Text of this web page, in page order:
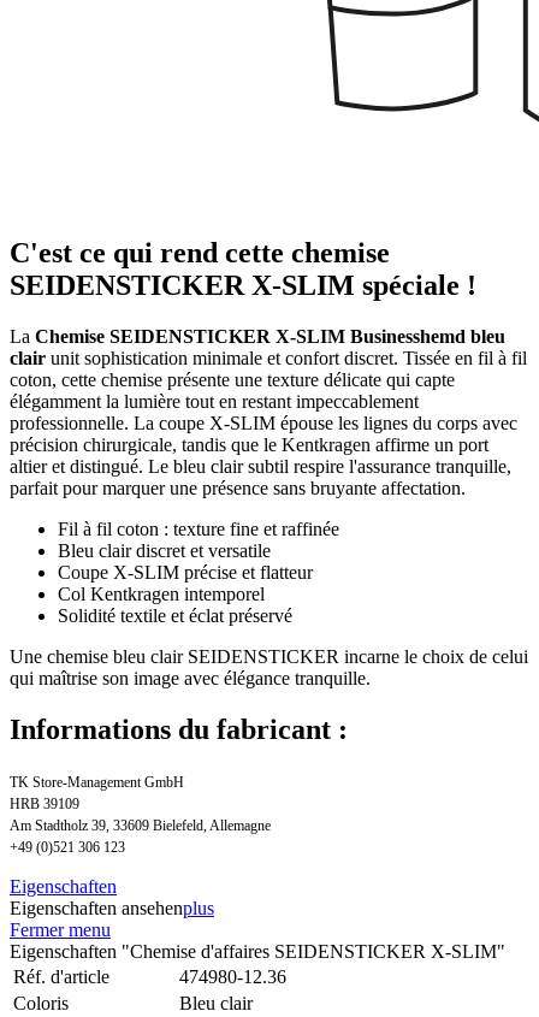
C'est ce qui rend cette chemise
SEIDENSTICKER X-SLIM spéciale !
La Chemise SEIDENSTICKER X-SLIM Businesshemd bleu
clair unit sophistication minimale et confort discret. Tissée en fil à fil
coton, cette chemise présente une texture délicate qui capte
élégamment la lumière tout en restant impeccablement
professionnelle. La coupe X-SLIM épouse les lignes du corps avec
précision chirurgicale, tandis que le Kentkragen affirme un port
altier et distingué. Le bleu clair subtil respire l'assurance tranquille,
parfait pour marquer une présence sans bruyante affectation.
Fil à fil coton : texture fine et raffinée
Bleu clair discret et versatile
Coupe X-SLIM précise et flatteur
Col Kentkragen intemporel
Solidité textile et éclat préservé
Une chemise bleu clair SEIDENSTICKER incarne le choix de celui
qui maîtrise son image avec élégance tranquille.
Informations du fabricant :
TK Store-Management GmbH
HRB 39109
Am Stadtholz 39, 33609 Bielefeld, Allemagne
+49 (0)521 306 123
Eigenschaften
Eigenschaften ansehenplus
Fermer menu
Eigenschaften "Chemise d'affaires SEIDENSTICKER X-SLIM"
Réf. d'article
474980-12.36
Coloris
Bleu clair